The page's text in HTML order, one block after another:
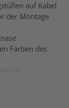
auf Kabel
der Montage
Farben des